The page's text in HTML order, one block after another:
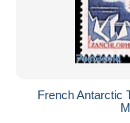
French Antarctic